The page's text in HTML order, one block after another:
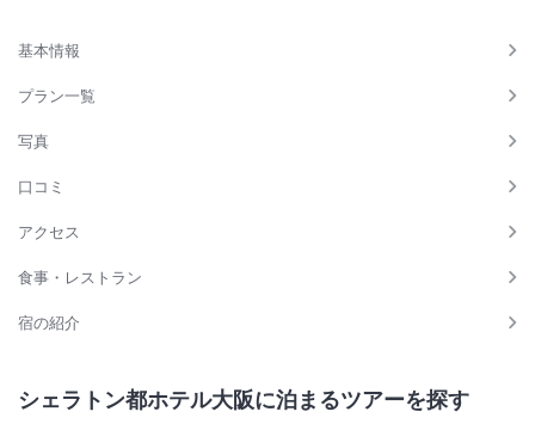
基本情報
プラン一覧
写真
口コミ
アクセス
食事・レストラン
宿の紹介
シェラトン都ホテル大阪に泊まるツアーを探す